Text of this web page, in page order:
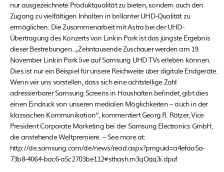
nur ausgezeichnete Produktqualität zu bieten, sondern auch den
Zugang zu vielfältigen Inhalten in brillanter UHD-Qualität zu
ermöglichen. Die Zusammenarbeit mit Astra bei der UHD-
Übertragung des Konzerts von Linkin Park ist das jüngste Ergebnis
dieser Bestrebungen. „Zehntausende Zuschauer werden am 19.
November Linkin Park live auf Samsung UHD TVs erleben können.
Dies ist nur ein Beispiel für unsere Reichweite über digitale Endgeräte.
Wenn wir uns vorstellen, dass sich eine achtstellige Zahl
adressierbarer Samsung Screens in Haushalten befindet, gibt dies
einen Eindruck von unseren medialen Möglichkeiten – auch in der
klassischen Kommunikation“, kommentiert Georg R. Rötzer, Vice
President Corporate Marketing bei der Samsung Electronics GmbH,
die anstehende Weltpremiere. – See more at:
http://de.samsung.com/de/news/read.aspx?pmguid=a4efaa5a-
73b8-4064-bac6-a5c2703be112#sthash.m3qOqq3i.dpuf